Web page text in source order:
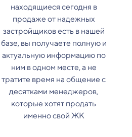
находящиеся сегодня в
продаже от надежных
застройщиков есть в нашей
базе, вы получаете полную и
актуальную информацию по
ним в одном месте, а не
тратите время на общение с
десятками менеджеров,
которые хотят продать
именно свой ЖК